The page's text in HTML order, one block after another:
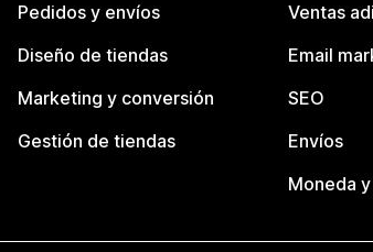
Pedidos y envíos
Diseño de tiendas
Marketing y conversión
Gestión de tiendas
Ventas
Email
SEO
Envíos
Moneda